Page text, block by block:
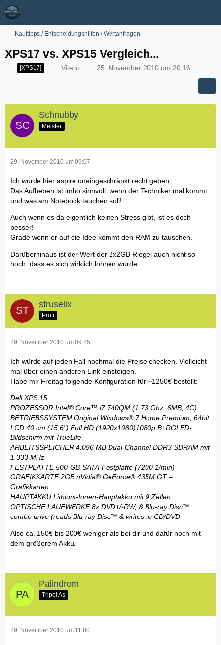
Kauftipps / Entscheidungshilfen / Wertanfragen
XPS17 vs. XPS15 Vergleich...
[XPS17] Vitello 25. November 2010 um 20:16
Schnubby
Meister
29. November 2010 um 09:07
Ich würde hier aspire uneingeschränkt recht geben.
Das Aufheben ist imho sinnvoll, wenn der Techniker mal kommt
und was am Notebook tauchen soll!
Auch wenn es da eigentlich keinen Stress gibt, ist es doch
besser!
Grade wenn er auf die Idee kommt den RAM zu tauschen.
Darüberhinaus ist der Wert der 2x2GB Riegel auch nicht so
hoch, dass es sich wirklich lohnen würde.
struselix
Profi
29. November 2010 um 09:25
Ich würde auf jeden Fall nochmal die Preise checken. Vielleicht
mal über einen anderen Link einsteigen.
Habe mir Freitag folgende Konfiguration für ~1250€ bestellt:
Dell XPS 15
PROZESSOR Intel® Core™ i7 740QM (1.73 Ghz, 6MB, 4C)
BETRIEBSSYSTEM Original Windows® 7 Home Premium, 64bit
LCD 40 cm (15.6") Full HD (1920x1080)1080p B+RGLED-
Bildschirm mit TrueLife
ARBEITSSPEICHER 4.096 MB Dual-Channel DDR3 SDRAM mit
1.333 MHz
FESTPLATTE 500-GB-SATA-Festplatte (7200 1/min)
GRAFIKKARTE 2GB nVidia® GeForce® 435M GT –
Grafikkarten
HAUPTAKKU Lithium-Ionen-Hauptakku mit 9 Zellen
OPTISCHE LAUFWERKE 8x DVD+/-RW, & Blu-ray Disc™
combo drive (reads Blu-ray Disc™ & writes to CD/DVD
Also ca. 150€ bis 200€ weniger als bei dir und dafür noch mit
dem größerem Akku.
Palindrom
Tripel As
29. November 2010 um 11:00